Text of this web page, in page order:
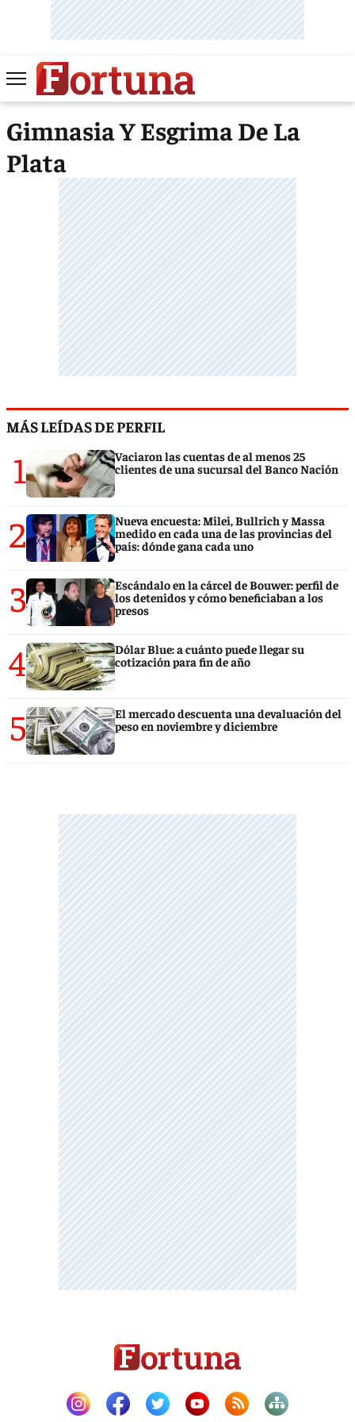
Gimnasia Y Esgrima De La
Plata
MÁS LEÍDAS DE PERFIL
1
Vaciaron las cuentas de al menos 25
clientes de una sucursal del Banco Nación
2
Nueva encuesta: Milei, Bullrich y Massa
medido en cada una de las provincias del
país: dónde gana cada uno
3
Escándalo en la cárcel de Bouwer: perfil de
los detenidos y cómo beneficiaban a los
presos
4
Dólar Blue: a cuánto puede llegar su
cotización para fin de año
5
El mercado descuenta una devaluación del
peso en noviembre y diciembre